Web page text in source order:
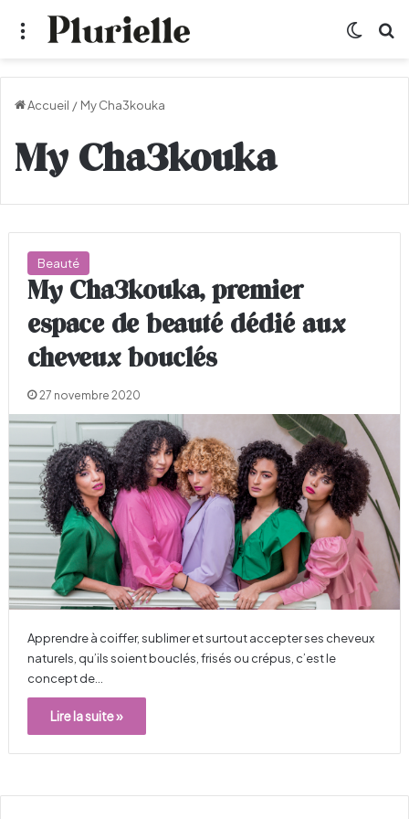
Menu
Accueil / My Cha3kouka
My Cha3kouka
Beauté
My Cha3kouka, premier
espace de beauté dédié aux
cheveux bouclés
27 novembre 2020
Apprendre à coiffer, sublimer et surtout accepter ses cheveux
naturels, qu’ils soient bouclés, frisés ou crépus, c’est le
concept de…
Lire la suite »